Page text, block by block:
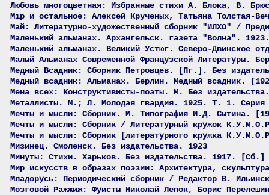
Любовь многоцветная: Избранные стихи А. Блока, В.
Мiр и остальное: Алексей Крученых, Татьяна Толстая-
Май: Литературно-художественный сборник "ИЛХО" /
Маленький альманах. Архангельск. газета "Волна".
Маленький альманах. Великий Устюг. Северо-Двинское
Малый Альманах Современной Французской Литературы.
Медный Всадник: Сборник Петровцев. [Пг.]. Без
Медный всадник: Альманах. Берлин. Медный всадник.
Мена всех: Конструктивисты-поэты. М. Без
Металлисты. М.; Л. Молодая гвардия. 1925. Т. 1. Серия
Мечты и мысли: Сборник. М. Типография И.Д. Сытина.
Мечты и мысли: Сборник / Литературный кружок
Мечты и мысли: Сборник [литературного кружка
Мизинец. Смоленск. Без издательства. 1923
Минуты: Стихи. Харьков. Без издательства. 1917. [Сб.]
Мир искусств в образах поэзии: Архитектура,
Младорусь: Периодический сборник / Редактор В.
Мозговой Ражжиж: Фуисты Николай Лепок, Борис